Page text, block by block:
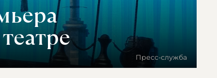
Пресс-служба